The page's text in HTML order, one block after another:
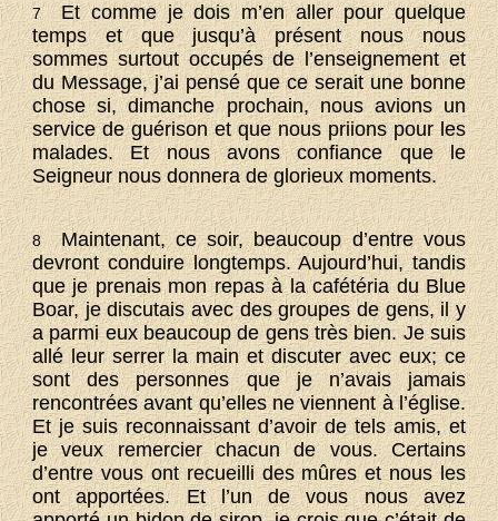
7Et comme je dois m’en aller pour quelque
temps et que jusqu’à présent nous nous
sommes surtout occupés de l’enseignement et
du Message, j’ai pensé que ce serait une bonne
chose si, dimanche prochain, nous avions un
service de guérison et que nous priions pour les
malades. Et nous avons confiance que le
Seigneur nous donnera de glorieux moments.
8Maintenant, ce soir, beaucoup d’entre vous
devront conduire longtemps. Aujourd’hui, tandis
que je prenais mon repas à la cafétéria du Blue
Boar, je discutais avec des groupes de gens, il y
a parmi eux beaucoup de gens très bien. Je suis
allé leur serrer la main et discuter avec eux; ce
sont des personnes que je n’avais jamais
rencontrées avant qu’elles ne viennent à l’église.
Et je suis reconnaissant d’avoir de tels amis, et
je veux remercier chacun de vous. Certains
d’entre vous ont recueilli des mûres et nous les
ont apportées. Et l’un de vous nous avez